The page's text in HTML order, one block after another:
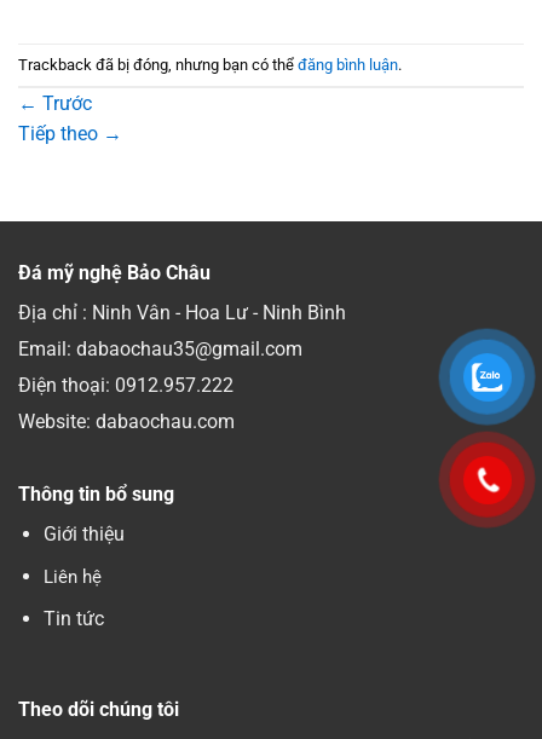
Trackback đã bị đóng, nhưng bạn có thể đăng bình luận.
← Trước
Tiếp theo →
Đá mỹ nghệ Bảo Châu
Địa chỉ : Ninh Vân - Hoa Lư - Ninh Bình
Email: dabaochau35@gmail.com
Điện thoại: 0912.957.222
Website: dabaochau.com
Thông tin bổ sung
Giới thiệu
Liên hệ
Tin tức
Theo dõi chúng tôi